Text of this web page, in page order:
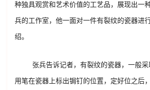
种独具观赏和艺术价值的工艺品，展现出一
兵的工作室，他一面对一件有裂纹的瓷器进
绍。
张兵告诉记者，有裂纹的瓷器，一般
用笔在瓷器上标出锔钉的位置，定好位之后